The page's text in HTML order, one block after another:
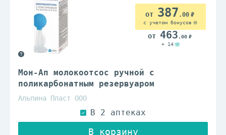
Мон-Ап молокоотсос ручной с
поликарбонатным резервуаром
Альпина Пласт ООО
387 .00
с учетом бонусов
463 .00
+ 14